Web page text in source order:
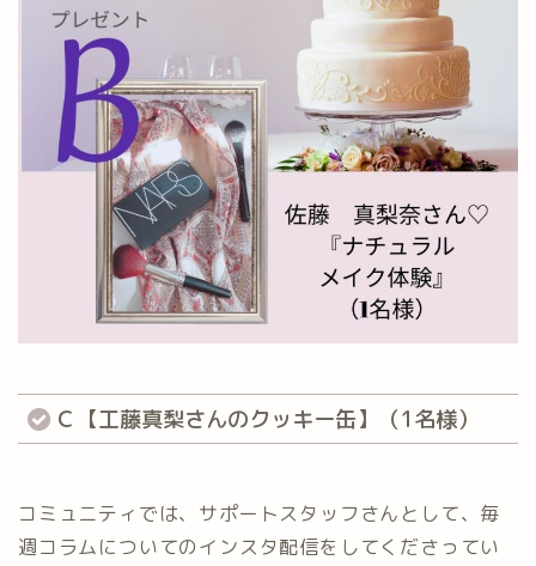
Ｃ【工藤真梨さんのクッキー缶】（1名様）
コミュニティでは、サポートスタッフさんとして、毎
週コラムについてのインスタ配信をしてくださってい